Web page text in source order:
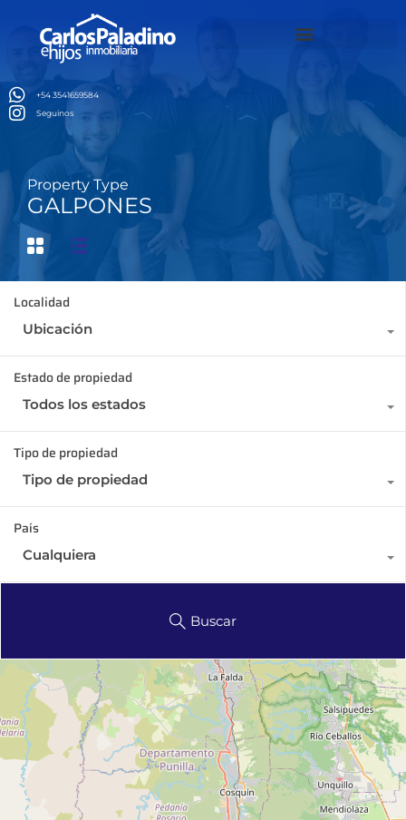
+54 3541659584
Seguinos
Property Type
GALPONES
Localidad
Ubicación
Estado de propiedad
Todos los estados
Tipo de propiedad
Tipo de propiedad
País
Cualquiera
Buscar